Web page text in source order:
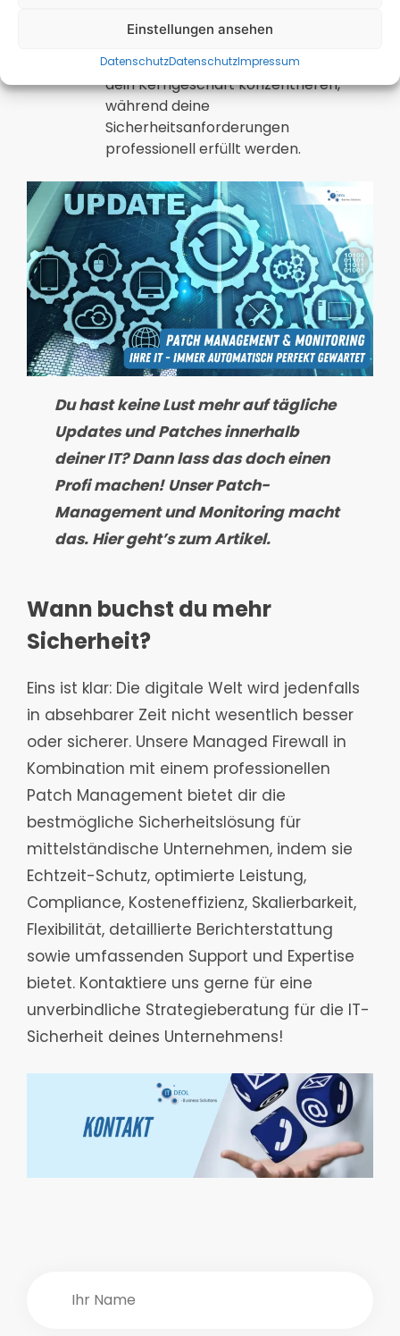
Einstellungen ansehen
DatenschutzDatenschutzImpressum
Expertise eines dedizierten Teams. Du
musst dich nicht um die Details
kümmern, sondern kannst dich auf
dein Kerngeschäft konzentrieren,
während deine
Sicherheitsanforderungen
professionell erfüllt werden.
Du hast keine Lust mehr auf tägliche
Updates und Patches innerhalb
deiner IT? Dann lass das doch einen
Profi machen! Unser Patch-
Management und Monitoring macht
das. Hier geht’s zum Artikel.
Wann buchst du mehr
Sicherheit?
Eins ist klar: Die digitale Welt wird jedenfalls
in absehbarer Zeit nicht wesentlich besser
oder sicherer. Unsere Managed Firewall in
Kombination mit einem professionellen
Patch Management bietet dir die
bestmögliche Sicherheitslösung für
mittelständische Unternehmen, indem sie
Echtzeit-Schutz, optimierte Leistung,
Compliance, Kosteneffizienz, Skalierbarkeit,
Flexibilität, detaillierte Berichterstattung
sowie umfassenden Support und Expertise
bietet. Kontaktiere uns gerne für eine
unverbindliche Strategieberatung für die IT-
Sicherheit deines Unternehmens!